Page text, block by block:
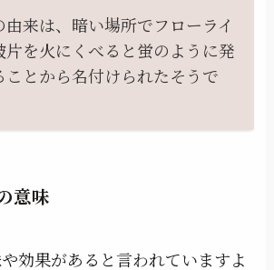
由来は、暗い場所でフローライ
片を火にくべると蛍のように発
ことから名付けられたそうで
意味
効果があると言われていますよ